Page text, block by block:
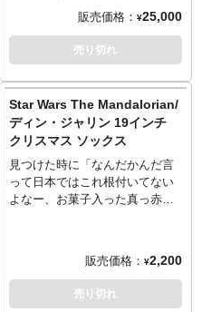
版ともいえる内容に仕上げてい
ます。
力のブラジル発メーカー「アイ
アンスタジオ」。そのアイアン
スタジオが展開する1/10スケー
ルの「アートスケール」シリー
るディン・ジャリンがラインナ
ップです。バトルジオラマシリ
ーズとして、同時発表となった
モフ・ギデオンとの対峙シーン
をフォーチャーされた「マンド
ー」ディン・ジャリンを、全高
くダークブラウンのマント、右
手に構えたベスカーの槍など、
細部に至るまで精巧に再現。台
販売価格： ¥25,000
売り切れ
Star Wars The Mandalorian/
ディン・ジャリン 19インチ
クリスマス ソックス
見つけた時に「なんだかんだ言
って日本ではこれ根付いてない
よなー、お菓子入った真っ赤な
にはかなりのフォースを感じて
います。『Star Wars The
Mandalorian』から、ディン・ジ
販売価格： ¥2,200
売り切れ